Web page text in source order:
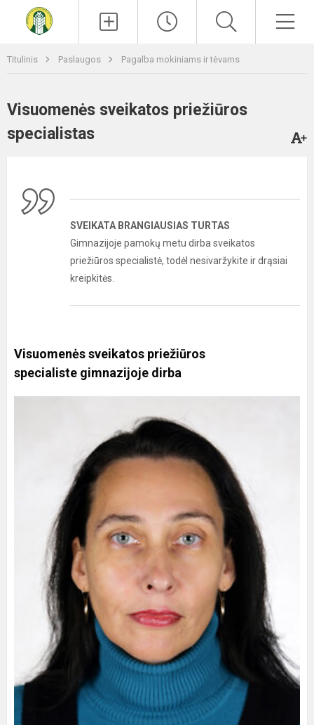
Titulinis Paslaugos Pagalba mokiniams ir tėvams
Visuomenės sveikatos priežiūros
specialistas
SVEIKATA BRANGIAUSIAS TURTAS
Gimnazijoje pamokų metu dirba sveikatos
priežiūros specialistė, todėl nesivaržykite ir drąsiai
kreipkitės.
Visuomenės sveikatos priežiūros
specialiste gimnazijoje dirba